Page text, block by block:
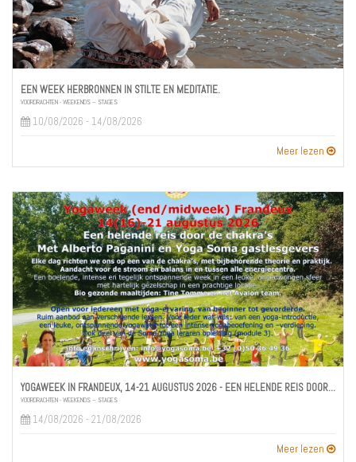
EEN WEEK HERBRONNEN IN STILTE EN MEDITATIE.
VOORDRACHTEN - WEEKENDS – STAGES
10/08/2026 - 14/08/2026
Meer lezen
YOGAWEEK IN FRANDEUX, 14-21 AUGUSTUS 2026 - EEN HELENDE REIS DOOR DE CHAKRA’S
VOORDRACHTEN - WEEKENDS – STAGES
14/08/2026 - 21/08/2026
Meer lezen